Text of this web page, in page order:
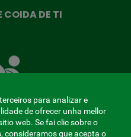
COIDA DE TI
para analizar e
de ofrecer unha mellor
web. Se fai clic sobre o
, consideramos que acepta o